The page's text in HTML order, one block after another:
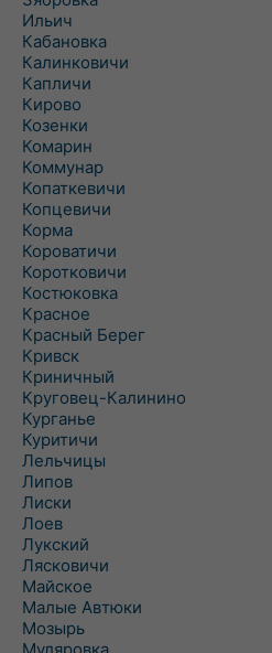
Ильич
Кабановка
Калинковичи
Капличи
Кирово
Козенки
Комарин
Коммунар
Копаткевичи
Копцевичи
Корма
Короватичи
Коротковичи
Костюковка
Красное
Красный Берег
Кривск
Криничный
Круговец-Калинино
Курганье
Куритичи
Лельчицы
Липов
Лиски
Лоев
Лукский
Лясковичи
Майское
Малые Автюки
Мозырь